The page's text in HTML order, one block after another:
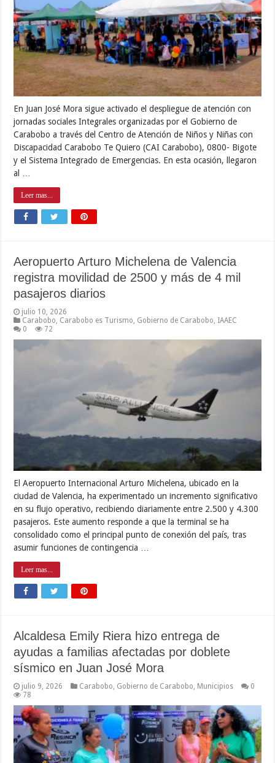
En Juan José Mora sigue activado el despliegue de atención con
jornadas sociales Integrales organizadas por el Gobierno de
Carabobo a través del Centro de Atención de Niños y Niñas con
Discapacidad Carabobo Te Quiero (CAI Carabobo), 0800- Bigote
y el Sistema Integrado de Emergencias. En esta ocasión, llegaron
al …
Leer mas...
Aeropuerto Arturo Michelena de Valencia
registra movilidad de 2500 y más de 4 mil
pasajeros diarios
julio 10, 2026
Carabobo Carabobo es Turismo Gobierno de Carabobo IAAEC
0
72
El Aeropuerto Internacional Arturo Michelena, ubicado en la
ciudad de Valencia, ha experimentado un incremento significativo
en su flujo operativo, recibiendo diariamente entre 2.500 y 4.300
pasajeros. Este aumento responde a que la terminal se ha
consolidado como el principal punto de conexión del país, tras
asumir funciones de contingencia …
Leer mas...
Alcaldesa Emily Riera hizo entrega de
ayudas a familias afectadas por doblete
sísmico en Juan José Mora
julio 9, 2026 Carabobo, Gobierno de Carabobo, Municipios
0
78